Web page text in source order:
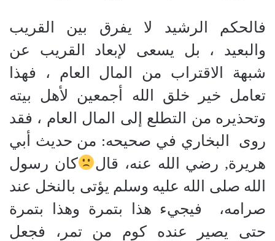
فالحكم الرشيد لا يفرق بين القريب
والبعيد ، بل يسعى لإبعاد القريب عن
شبهة الاقتراب من المال العام ، فهذا
تعامل خير خلق الله أجمعين لأهل بيته
وتحذيره من التطلع إلى المال العام ، فقد
روى
البخاري في صحيحه: من حديث أبي
هريرة, رضي الله عنه، قال
كان رسول
الله صلى الله عليه وسلم يؤتى بالنخل عند
صرامه،
فيجيء هذا بتمرة وهذا بتمرة
حتى يصير عنده كوم من تمر، فجعل